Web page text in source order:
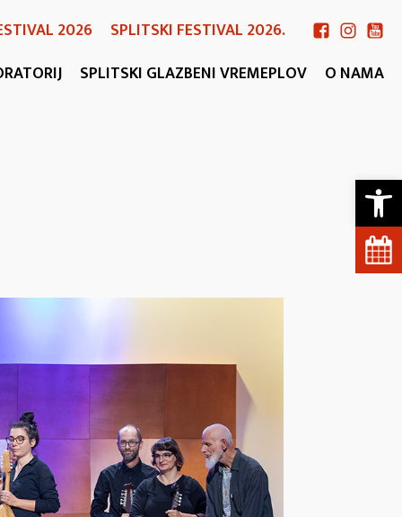
2026
SPLITSKI FESTIVAL 2026.
SPLITSKI GLAZBENI VREMEPLOV O NAMA